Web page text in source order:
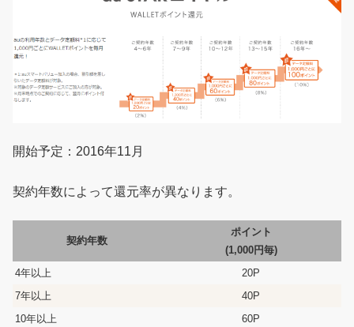
開始予定：2016年11月
契約年数によって還元率が異なります。
契約年数
ポイント
(1,000円毎)
4年以上
20P
7年以上
40P
10年以上
60P